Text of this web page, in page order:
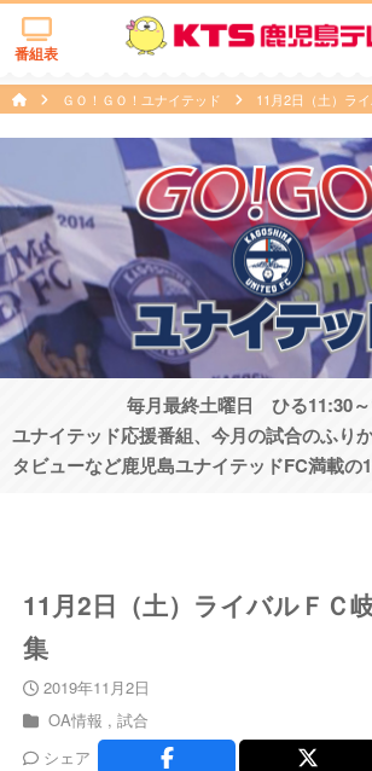
番組表
ＧＯ！ＧＯ！ユナイテッド 11月2日（土）ラ
毎月最終土曜日 ひる11:30
ユナイテッド応援番組、今月の試合のふり
タビューなど鹿児島ユナイテッドFC満載の
11月2日（土）ライバルＦＣ
集
2019年11月2日
OA情報
試合
シェア